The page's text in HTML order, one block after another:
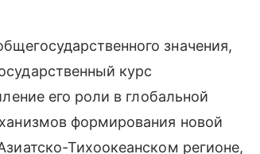
значения,
курс
его роли в глобальной
формирования новой
Тихоокеанском регионе,